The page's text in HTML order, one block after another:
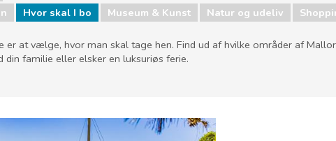
Hvor skal I bo Museum & Kunst Natur og udeliv
at vælge, hvor man skal tage hen. Find ud af hvilke områder af
familie eller elsker en luksuriøs ferie.
Natur og udeliv Shopping Sport og adventure